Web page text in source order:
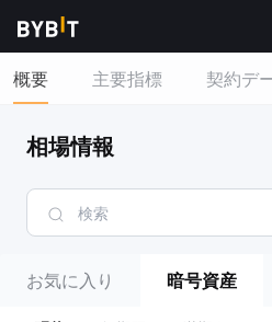
概要 主要指標 契約デ
相場情報
お気に入り 暗号資産